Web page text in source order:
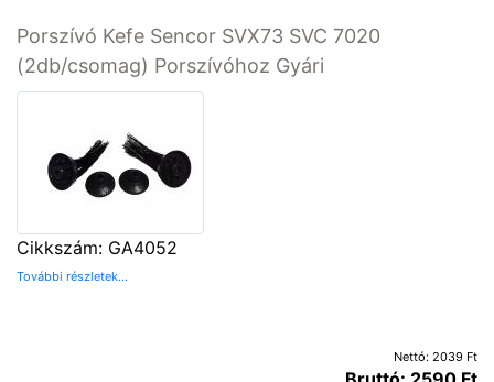
Porszívó Kefe Sencor SVX73 SVC 7020
(2db/csomag) Porszívóhoz Gyári
Cikkszám: GA4052
További részletek...
Nettó: 2039 Ft